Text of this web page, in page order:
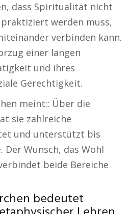
dass Spiritualität nicht
werden muss,
verbinden kann.
einer langen
und ihres
Gerechtigkeit.
meint:: Über die
sie zahlreiche
und unterstützt bis
Wunsch, das Wohl
beide Bereiche
bedeutet